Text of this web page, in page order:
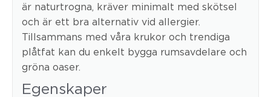
är naturtrogna, kräver minimalt med skötsel
och är ett bra alternativ vid allergier.
Tillsammans med våra krukor och trendiga
plåtfat kan du enkelt bygga rumsavdelare och
gröna oaser.
Egenskaper